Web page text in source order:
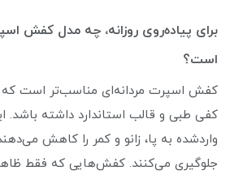
برای پیاده‌روی روزانه، چه مدل کفش
است؟
کفش اسپرت مردانه‌ای مناسب‌تر است که
کفی طبی و قالب استاندارد داشته باشد.
واردشده به پا، زانو و کمر را کاهش
جلوگیری می‌کنند. کفش‌هایی که فقط ظاهر